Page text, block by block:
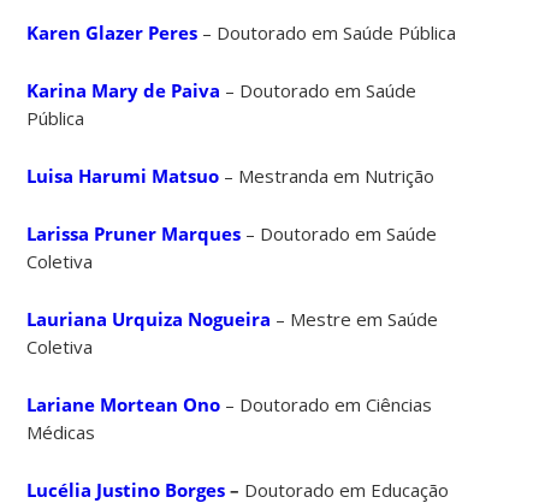
Karen Glazer Peres – Doutorado em Saúde Pública
Karina Mary de Paiva – Doutorado em Saúde
Pública
Luisa Harumi Matsuo – Mestranda em Nutrição
Larissa Pruner Marques – Doutorado em Saúde
Coletiva
Lauriana Urquiza Nogueira – Mestre em Saúde
Coletiva
Lariane Mortean Ono – Doutorado em Ciências
Médicas
Lucélia Justino Borges – Doutorado em Educação